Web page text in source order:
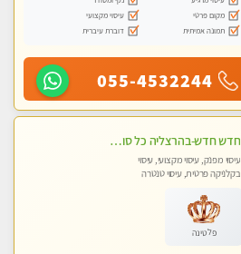
מקום פרטי
עיסוי מקצועי
תמונה אמיתית
דוברת עיברית
055-4532244
חדש חדש-בהרצליה כל סוגי העיסויים מעסה מקצועית ואיכותית פרטי!!!מומלץ !!אירוח ברמה אחרת ...כולל שתיה חמה/קרה + בקבוק מים
עיסוי מפנק, עיסוי מקצועי, עיסוי
בקלניקה פרטית, עיסוי טנטרה
פלטינה